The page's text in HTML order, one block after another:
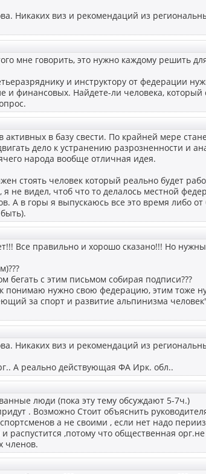
Никаких виз и рекомендаций из
мне говорить, это нужно каждому решить
и инструктору от федерации
и финансовых. Найдете-ли человека, который
в базу свести. По крайней мере
дело к устранению разрозненности и
народа вообще отличная идея.
стоять человек который реально будет
я не видел, чтоб что то делалось местной
А в горы я выпускаюсь все это время либо от
Все правильно и хорошо сказано!!! Но
бегать с этим письмом собирая подписи???
понимаю нужно свою федерацию, этим тоже
за спорт и развитие альпинизма человек",
Никаких виз и рекомендаций из
А реально действующая ФА Ирк. обл..
люди (пока эту тему обсуждают 5-7ч.)
. Возможно Стоит объяснить
а не своими , если нет надо
распустится ,потому что общественная
членов.